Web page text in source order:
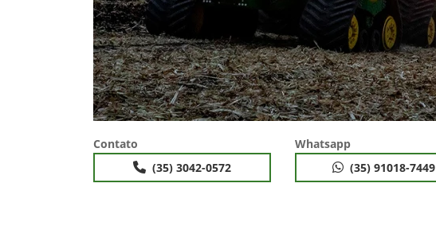
Contato
(35) 3042-0572
Whatsapp
(35) 91018-7449